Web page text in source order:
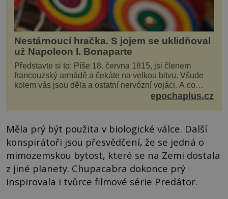
Nestárnoucí hračka. S jojem se uklidňoval
už Napoleon I. Bonaparte
Představte si to: Píše 18. června 1815, jsi členem
francouzský armádě a čekáte na velkou bitvu. Všude
kolem vás jsou děla a ostatní nervózní vojáci. A co
děláte vy? Hrajete si… s jojem! Zdá se v...epochaplus.cz
Měla prý být použita v biologické válce. Další
konspirátoři jsou přesvědčení, že se jedná o
mimozemskou bytost, které se na Zemi dostala
z jiné planety. Chupacabra dokonce prý
inspirovala i tvůrce filmové série Predátor.